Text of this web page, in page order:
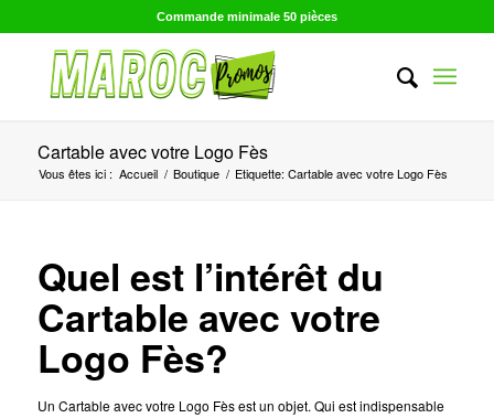
Commande minimale 50 pièces
Cartable avec votre Logo Fès
Vous êtes ici : Accueil / Boutique / Etiquette: Cartable avec votre Logo Fès
Quel est l’intérêt du
Cartable avec votre
Logo Fès?
Un Cartable avec votre Logo Fès est un objet. Qui est indispensable